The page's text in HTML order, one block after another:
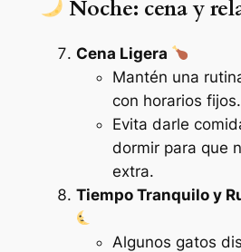
Noche: cena y
Cena Ligera
Mantén una
con horarios fijos.
Evita darle
dormir para que
extra.
Tiempo Tranquilo y
Algunos gatos